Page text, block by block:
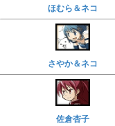
ほむら＆ネコ
さやか＆ネコ
佐倉杏子